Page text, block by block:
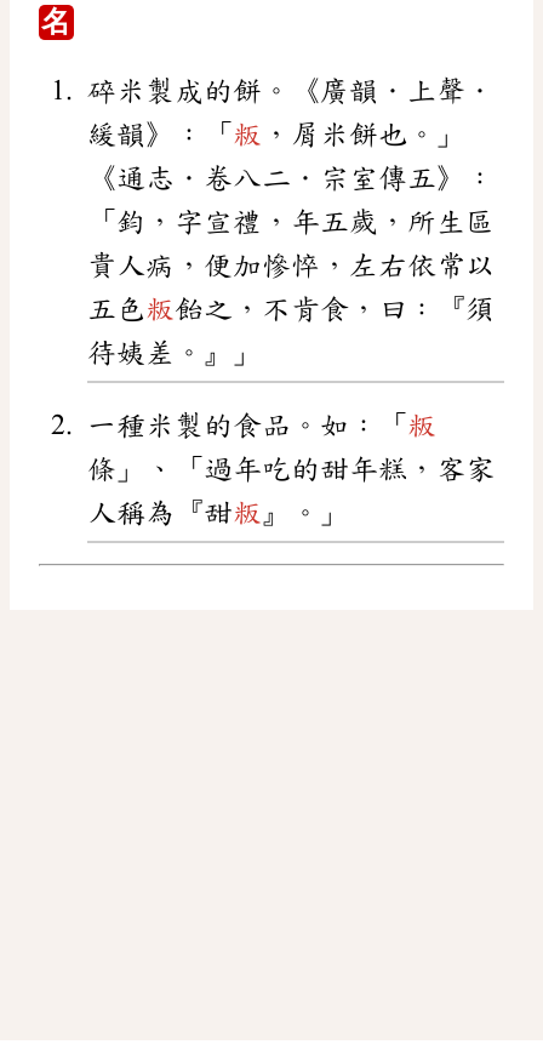
名
碎米製成的餅。《廣韻．上聲．
緩韻》：「 粄 ，屑米餅也。」
《通志．卷八二．宗室傳五》：
「鈞，字宣禮，年五歲，所生區
貴人病，便加慘悴，左右依常以
五色粄飴之，不肯食，曰：『須
待姨差。』」
一種米製的食品。如：「 粄
條」、「過年吃的甜年糕，客家
人稱為『甜粄 』。」